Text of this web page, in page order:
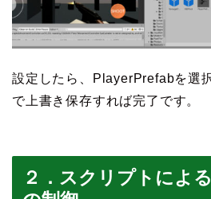
設定したら、PlayerPrefabを選
で上書き保存すれば完了です。
２．スクリプトによ